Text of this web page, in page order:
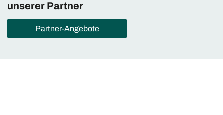
unserer Partner
Partner-Angebote